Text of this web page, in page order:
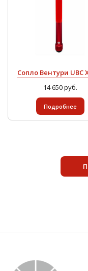
Сопло Вентури UBC
14 650 руб.
Подробнее